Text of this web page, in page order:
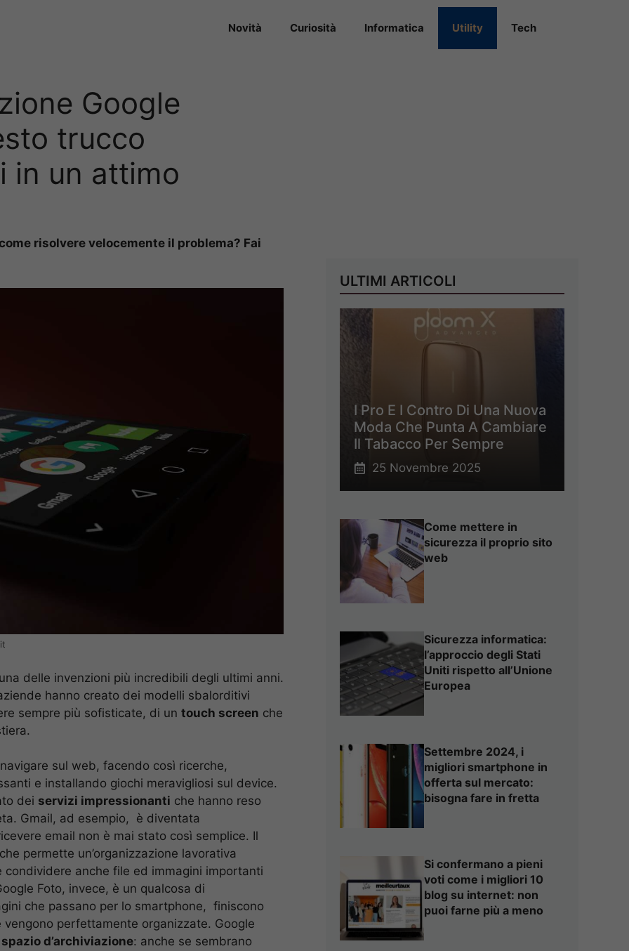
Novità Curiosità Informatica Utility Tech
Google
trucco
in un attimo
risolvere velocemente il problema? Fai
delle invenzioni più incredibili degli ultimi anni.
hanno creato dei modelli sbalorditivi
sempre più sofisticate, di un touch screen che
sul web, facendo così ricerche,
e installando giochi meravigliosi sul device.
dei servizi impressionanti che hanno reso
Gmail, ad esempio, è diventata
email non è mai stato così semplice. Il
permette un’organizzazione lavorativa
anche file ed immagini importanti
Foto, invece, è un qualcosa di
che passano per lo smartphone, finiscono
perfettamente organizzate. Google
spazio d’archiviazione: anche se sembrano
ULTIMI ARTICOLI
I Pro E I Contro Di Una Nuova
Moda Che Punta A Cambiare
Il Tabacco Per Sempre
25 Novembre 2025
Come mettere in
sicurezza il proprio sito
web
Sicurezza informatica:
l’approccio degli Stati
Uniti rispetto all’Unione
Europea
Settembre 2024, i
migliori smartphone in
offerta sul mercato:
bisogna fare in fretta
Si confermano a pieni
voti come i migliori 10
blog su internet: non
puoi farne più a meno